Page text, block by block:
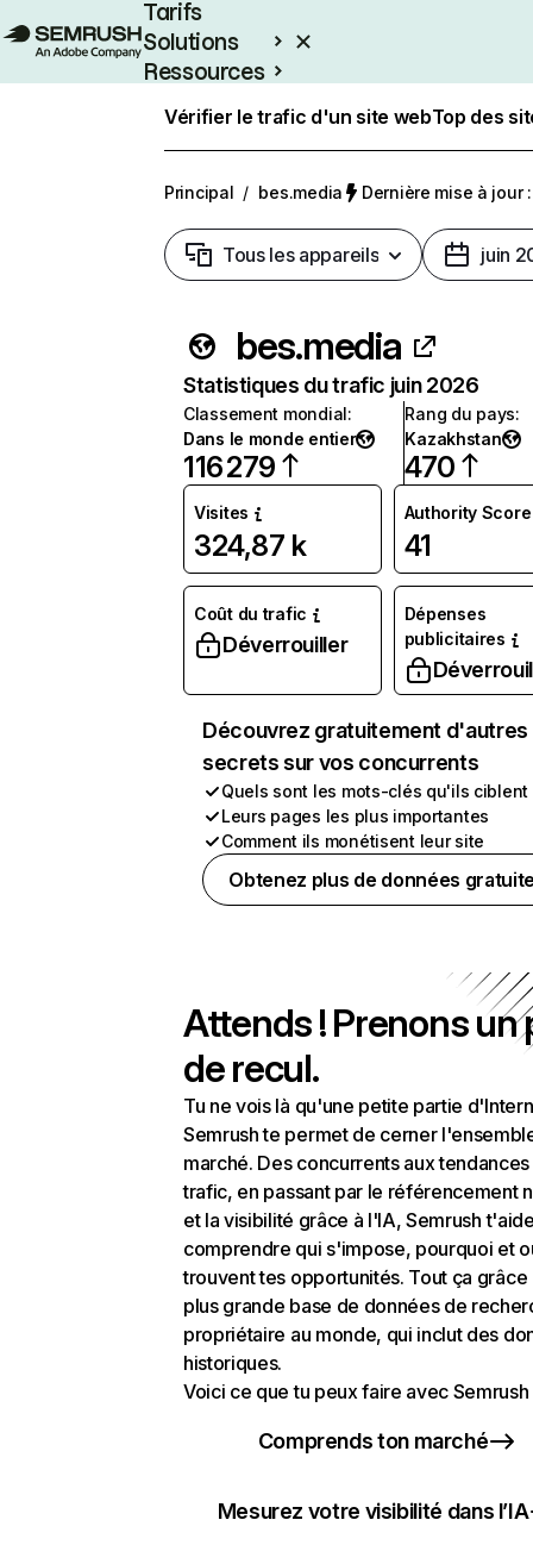
Tarifs
Solutions
Ressources
Vérifier le trafic d'un site webTop des
Principal / bes.media Dernière mise à jour
Tous les appareils juin
bes.media
Statistiques du trafic juin 2026
Classement mondial:
Dans le monde entier
116 279
Rang du pays:
Kazakhstan
470
Visites
324,87 k
Authority Score
41
Coût du trafic
Déverrouiller
Dépenses
publicitaires
Découvrez gratuitement d'autres
secrets sur vos concurrents
Quels sont les mots-clés qu'ils ciblent
Leurs pages les plus importantes
Comment ils monétisent leur site
Obtenez plus de données
Attends ! Prenons un
de recul.
Tu ne vois là qu'une petite partie
Semrush te permet de cerner
marché. Des concurrents aux
trafic, en passant par le référencement
et la visibilité grâce à l'IA, Semrush
comprendre qui s'impose, pourquoi et
trouvent tes opportunités. Tout ça grâce
plus grande base de données de
propriétaire au monde, qui inclut des
historiques.
Voici ce que tu peux faire avec Semrush
Comprends ton marché
Mesurez votre visibilité dans l’IA